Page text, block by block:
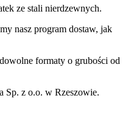
ze stali nierdzewnych.
nasz program dostaw, jak
formaty o grubości od
Sp. z o.o. w Rzeszowie.